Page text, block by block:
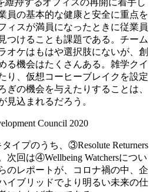
員の基本的な健康と安全に重点を
ィスが満員になったときに従業員
つけることも課題である。チーム
オケはもはや選択肢にないが、創
る機会はたくさんある。雑学クイ
り、仮想コーヒーブレイクを設定
ぎの機会を与えたりすることは、
見込まれるだろう。
Council 2020
イプのうち、③Resolute Returners
次回は④Wellbeing Watchersについ
のレポートが、コロナ禍の中、企
イブリッドでより明るい未来の仕